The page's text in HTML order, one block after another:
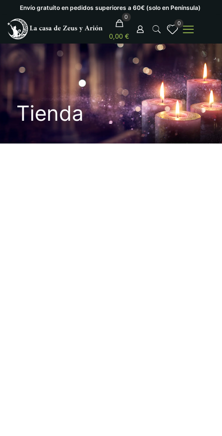
Envío gratuíto en pedidos superiores a 60€ (solo en Península)
0
0,00 €
0
Tienda